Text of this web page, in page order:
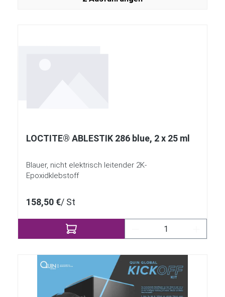
LOCTITE® ABLESTIK 286 blue, 2 x 25 ml
Blauer, nicht elektrisch leitender 2K-
Epoxidklebstoff
158,50 €/ St
Produkt Anzahl: